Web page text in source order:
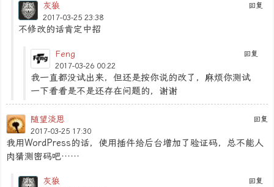
回复
灰狼
2017-03-25 23:38
不修改的话肯定中招
回复
Feng
2017-03-26 00:22
我一直都没试出来，但还是按你说的改了，麻烦你测试
一下看看是不是还存在问题的，谢谢
回复
随望淡思
2017-03-25 17:30
我用WordPress的话，使用插件给后台增加了验证码，总不能人
肉猜测密码吧……
回复
灰狼